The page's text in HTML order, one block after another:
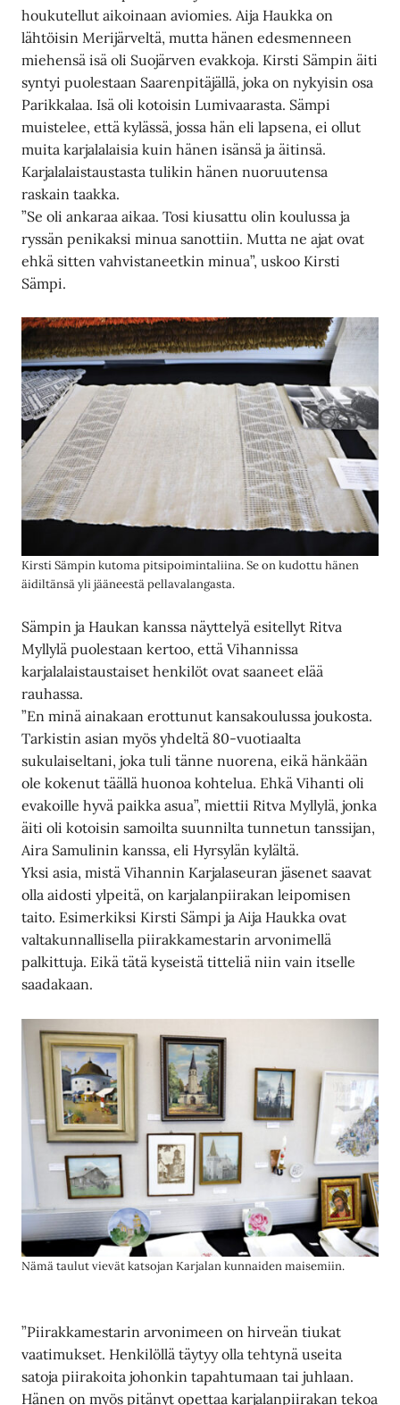
houkutellut aikoinaan aviomies. Aija Haukka on
lähtöisin Merijärveltä, mutta hänen edesmenneen
miehensä isä oli Suojärven evakkoja. Kirsti Sämpin äiti
syntyi puolestaan Saarenpitäjällä, joka on nykyisin osa
Parikkalaa. Isä oli kotoisin Lumivaarasta. Sämpi
muistelee, että kylässä, jossa hän eli lapsena, ei ollut
muita karjalalaisia kuin hänen isänsä ja äitinsä.
Karjalalaistaustasta tulikin hänen nuoruutensa
raskain taakka.
”Se oli ankaraa aikaa. Tosi kiusattu olin koulussa ja
ryssän penikaksi minua sanottiin. Mutta ne ajat ovat
ehkä sitten vahvistaneetkin minua”, uskoo Kirsti
Sämpi.
Kirsti Sämpin kutoma pitsipoimintaliina. Se on kudottu hänen
äidiltänsä yli jääneestä pellavalangasta.
Sämpin ja Haukan kanssa näyttelyä esitellyt Ritva
Myllylä puolestaan kertoo, että Vihannissa
karjalalaistaustaiset henkilöt ovat saaneet elää
rauhassa.
”En minä ainakaan erottunut kansakoulussa joukosta.
Tarkistin asian myös yhdeltä 80-vuotiaalta
sukulaiseltani, joka tuli tänne nuorena, eikä hänkään
ole kokenut täällä huonoa kohtelua. Ehkä Vihanti oli
evakoille hyvä paikka asua”, miettii Ritva Myllylä, jonka
äiti oli kotoisin samoilta suunnilta tunnetun tanssijan,
Aira Samulinin kanssa, eli Hyrsylän kylältä.
Yksi asia, mistä Vihannin Karjalaseuran jäsenet saavat
olla aidosti ylpeitä, on karjalanpiirakan leipomisen
taito. Esimerkiksi Kirsti Sämpi ja Aija Haukka ovat
valtakunnallisella piirakkamestarin arvonimellä
palkittuja. Eikä tätä kyseistä titteliä niin vain itselle
saadakaan.
Nämä taulut vievät katsojan Karjalan kunnaiden maisemiin.
”Piirakkamestarin arvonimeen on hirveän tiukat
vaatimukset. Henkilöllä täytyy olla tehtynä useita
satoja piirakoita johonkin tapahtumaan tai juhlaan.
Hänen on myös pitänyt opettaa karjalanpiirakan tekoa